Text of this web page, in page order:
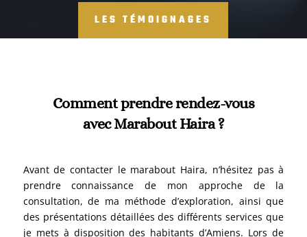
LES TÉMOIGNAGES
Comment prendre rendez-vous
avec Marabout Haira ?
Avant de contacter le marabout Haira, n’hésitez pas à
prendre connaissance de mon approche de la
consultation, de ma méthode d’exploration, ainsi que
des présentations détaillées des différents services que
je mets à disposition des habitants d’Amiens. Lors de